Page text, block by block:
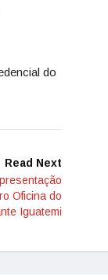
do
Read Next
Oficina do
Iguatemi